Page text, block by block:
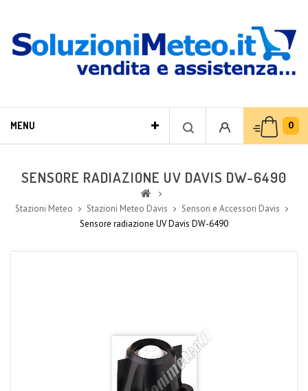
0
MENU
SENSORE RADIAZIONE UV DAVIS DW-6490
Stazioni Meteo Stazioni Meteo Davis
Sensori e Accessori Davis
Sensore radiazione UV Davis DW-6490